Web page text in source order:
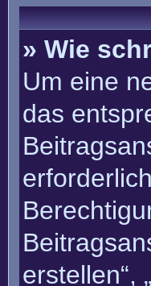
» Wie
Um eine
das
erstellen“,